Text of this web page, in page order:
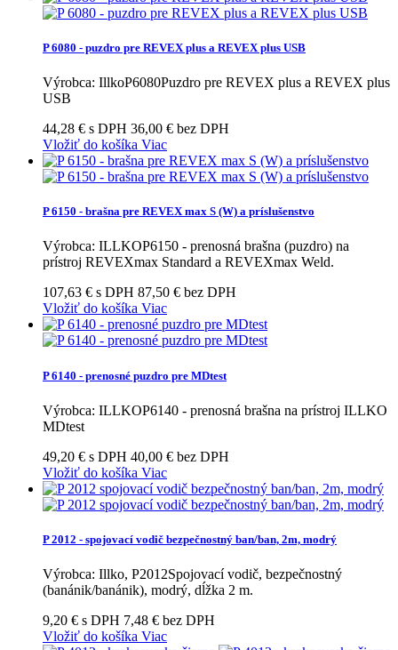
P 6080 - puzdro pre REVEX plus a REVEX plus USB
Výrobca: IllkoP6080Puzdro pre REVEX plus a REVEX plus
USB
44,28 € s DPH 36,00 € bez DPH
Vložiť do košíka Viac
P 6150 - brašna pre REVEX max S (W) a príslušenstvo
Výrobca: ILLKOP6150 - prenosná brašna (puzdro) na
prístroj REVEXmax Standard a REVEXmax Weld.
107,63 € s DPH 87,50 € bez DPH
Vložiť do košíka Viac
P 6140 - prenosné puzdro pre MDtest
Výrobca: ILLKOP6140 - prenosná brašna na prístroj ILLKO
MDtest
49,20 € s DPH 40,00 € bez DPH
Vložiť do košíka Viac
P 2012 - spojovací vodič bezpečnostný ban/ban, 2m, modrý
Výrobca: Illko, P2012Spojovací vodič, bezpečnostný
(banánik/banánik), modrý, dĺžka 2 m.
9,20 € s DPH 7,48 € bez DPH
Vložiť do košíka Viac